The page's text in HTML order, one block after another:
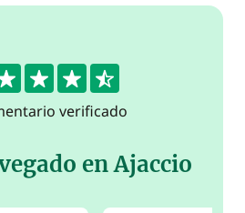
verificado
en Ajaccio